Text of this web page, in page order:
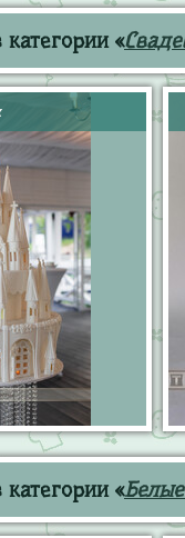
«
«